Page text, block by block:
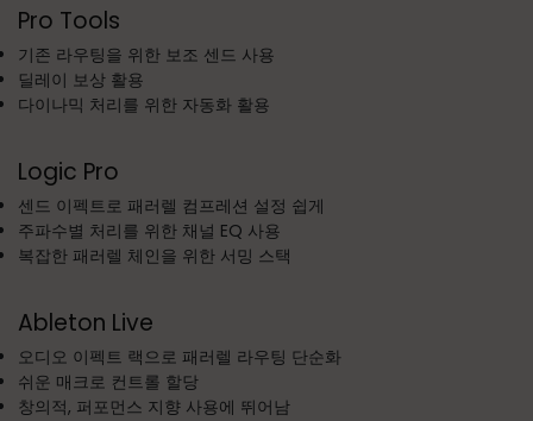
Pro Tools
기존 라우팅을 위한 보조 센드 사용
딜레이 보상 활용
다이나믹 처리를 위한 자동화 활용
Logic Pro
센드 이펙트로 패러렐 컴프레션 설정 쉽게
주파수별 처리를 위한 채널 EQ 사용
복잡한 패러렐 체인을 위한 서밍 스택
Ableton Live
오디오 이펙트 랙으로 패러렐 라우팅 단순화
쉬운 매크로 컨트롤 할당
창의적, 퍼포먼스 지향 사용에 뛰어남